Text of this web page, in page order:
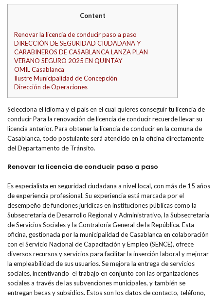
Content
Renovar la licencia de conducir paso a paso
DIRECCIÓN DE SEGURIDAD CIUDADANA Y
CARABINEROS DE CASABLANCA LANZA PLAN
VERANO SEGURO 2025 EN QUINTAY
OMIL Casablanca
Ilustre Municipalidad de Concepción
Dirección de Operaciones
Selecciona el idioma y el país en el cual quieres conseguir tu licencia de
conducir Para la renovación de licencia de conducir recuerde llevar su
licencia anterior. Para obtener la licencia de conducir en la comuna de
Casablanca, todo postulante será atendido en la oficina directamente
del Departamento de Tránsito.
Renovar la licencia de conducir paso a paso
Es especialista en seguridad ciudadana a nivel local, con más de 15 años
de experiencia profesional. Su experiencia está marcada por el
desempeño de funciones jurídicas en instituciones públicas como la
Subsecretaría de Desarrollo Regional y Administrativo, la Subsecretaría
de Servicios Sociales y la Contraloría General de la República. Esta
oficina, gestionada por la municipalidad de Casablanca en colaboración
con el Servicio Nacional de Capacitación y Empleo (SENCE), ofrece
diversos recursos y servicios para facilitar la inserción laboral y mejorar
la empleabilidad de sus usuarios. Se mejora la entrega de servicios
sociales, incentivando el trabajo en conjunto con las organizaciones
sociales a través de las subvenciones municipales, y también se
entregan becas y subsidios. Estos son los datos de contacto, teléfono,